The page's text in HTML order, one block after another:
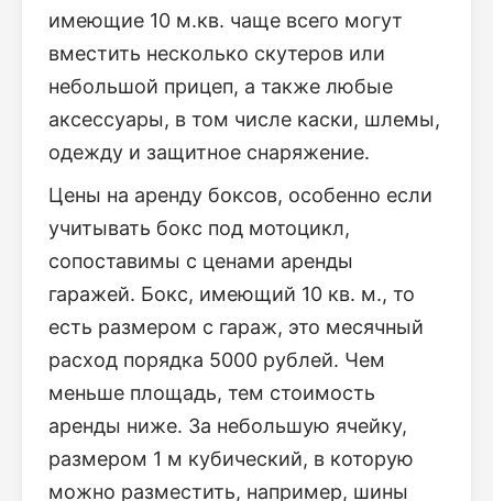
имеющие 10 м.кв. чаще всего могут
вместить несколько скутеров или
небольшой прицеп, а также любые
аксессуары, в том числе каски, шлемы,
одежду и защитное снаряжение.
Цены на аренду боксов, особенно если
учитывать бокс под мотоцикл,
сопоставимы с ценами аренды
гаражей. Бокс, имеющий 10 кв. м., то
есть размером с гараж, это месячный
расход порядка 5000 рублей. Чем
меньше площадь, тем стоимость
аренды ниже. За небольшую ячейку,
размером 1 м кубический, в которую
можно разместить, например, шины